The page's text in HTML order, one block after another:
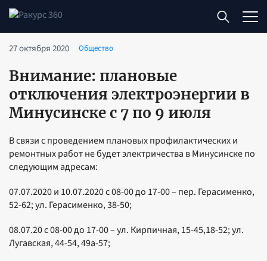
27 октября 2020 Общество
Внимание: плановые
отключения электроэнергии в
Минусинске с 7 по 9 июля
В связи с проведением плановых профилактических и
ремонтных работ не будет электричества в Минусинске по
следующим адресам:
07.07.2020 и 10.07.2020 с 08-00 до 17-00 – пер. Герасименко,
52-62; ул. Герасименко, 38-50;
08.07.20 с 08-00 до 17-00 – ул. Кирпичная, 15-45,18-52; ул.
Лугавская, 44-54, 49а-57;